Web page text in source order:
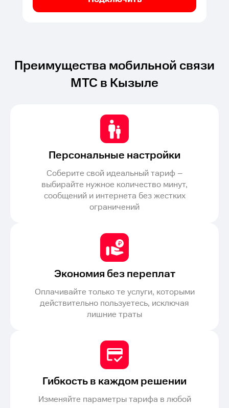
Преимущества мобильной связи
МТС в Кызыле
Персональные настройки
Соберите свой идеальный тариф –
выбирайте нужное количество минут,
сообщений и интернета без жестких
ограничений
Экономия без переплат
Оплачивайте только те услуги, которыми
действительно пользуетесь, исключая
лишние траты
Гибкость в каждом решении
Изменяйте параметры тарифа в любой